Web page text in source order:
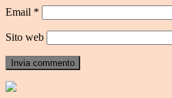
Email *
Sito web